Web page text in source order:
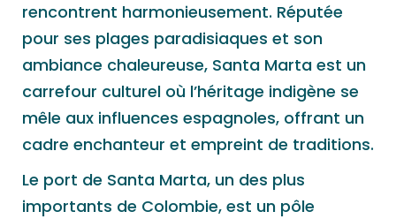
rencontrent harmonieusement. Réputée
pour ses plages paradisiaques et son
ambiance chaleureuse, Santa Marta est un
carrefour culturel où l’héritage indigène se
mêle aux influences espagnoles, offrant un
cadre enchanteur et empreint de traditions.
Le port de Santa Marta, un des plus
importants de Colombie, est un pôle